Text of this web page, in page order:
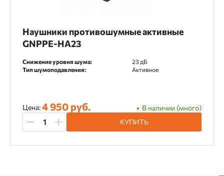
Наушники противошумные активные
GNPPE-HA23
Снижение уровня шума:
23 дБ
Тип шумоподавления:
Активное
Цена:4 950 руб.
В наличии (много)
КУПИТЬ